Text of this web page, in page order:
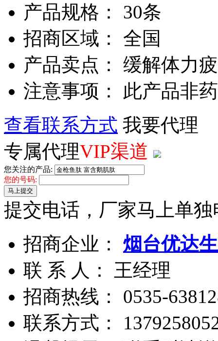
产品规格： 30条
招商区域： 全国
产品卖点： 缓解体力
注意事项： 此产品非
查看联系方式 我要代理
专属代理VIP渠道
您关注的产品:
您的号码:
马上提交
提交电话，厂家马上单
招商企业： 烟台优达
联 系 人： 王经理
招商热线： 0535-
联系方式：